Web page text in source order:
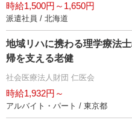
時給1,500円～1,650円
派遣社員 / 北海道
地域リハに携わる理学療法
帰を支える老健
社会医療法人財団 仁医会
時給1,932円～
アルバイト・パート / 東京都